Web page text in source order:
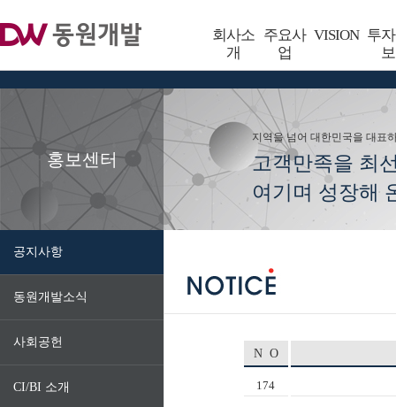
회사소
개
주요사
업
VISION 투
보
홍보센터
공지사항
동원개발소식
사회공헌
CI/BI 소개
지역을 넘어 대한민국을 대표
고객만족을 최
여기며 성장해
N O
174